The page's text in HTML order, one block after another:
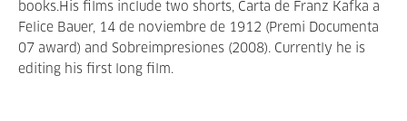
books.His films include two shorts, Carta de Franz Kafka a
Felice Bauer, 14 de noviembre de 1912 (Premi Documenta
07 award) and Sobreimpresiones (2008). Currently he is
editing his first long film.